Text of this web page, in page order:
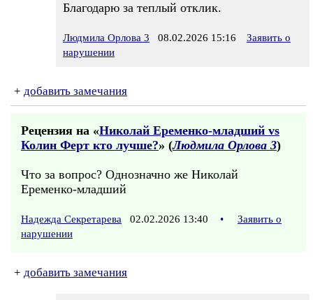
Благодарю за теплый отклик.
Людмила Орлова 3 08.02.2026 15:16
Заявить о
нарушении
+ добавить замечания
Рецензия на «Николай Еременко-младший vs
Колин Ферт кто лучше?» (Людмила Орлова 3)
Что за вопрос? Однозначно же Николай
Еременко-младший
Надежда Секретарева 02.02.2026 13:40 •
Заявить о
нарушении
+ добавить замечания